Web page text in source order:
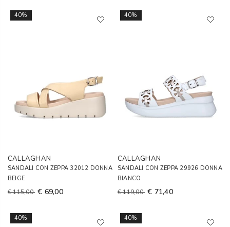
40%
CALLAGHAN
SANDALI CON ZEPPA 32012 DONNA
BEIGE
€ 115,00 € 69,00
40%
CALLAGHAN
SANDALI CON ZEPPA 29926 DONNA
BIANCO
€ 119,00 € 71,40
40% 40%